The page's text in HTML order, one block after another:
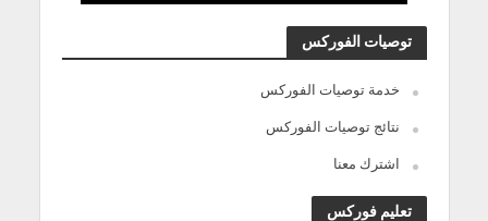
توصيات الفوركس
خدمة توصيات الفوركس
نتائج توصيات الفوركس
اشترك معنا
تعليم فوركس